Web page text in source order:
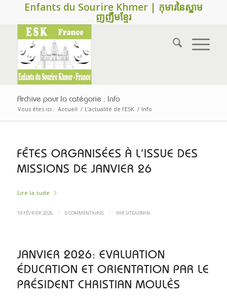
Enfants du Sourire Khmer | កុមារនៃស្នាម
ញញឹមខ្មែរ
Archive pour la catégorie : Info
Vous êtes ici : Accueil / L’actualité de l’ESK / Info
FÊTES ORGANISÉES À L’ISSUE DES
MISSIONS DE JANVIER 26
Lire la suite
19 FÉVRIER 2026 / 0 COMMENTAIRES / PAR SITEADMIN
JANVIER 2026: EVALUATION
ÉDUCATION ET ORIENTATION PAR LE
PRÉSIDENT CHRISTIAN MOULÈS